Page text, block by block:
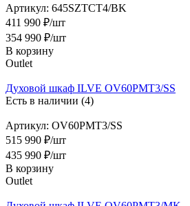
Артикул: 645SZTCT4/BK
411 990 ₽/шт
354 990 ₽/шт
В корзину
Outlet
Духовой шкаф ILVE OV60PMT3/SS
Есть в наличии (4)
Артикул: OV60PMT3/SS
515 990 ₽/шт
435 990 ₽/шт
В корзину
Outlet